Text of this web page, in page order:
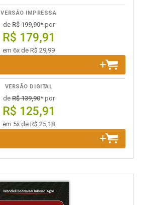
VERSÃO IMPRESSA
deR$ 199,90* por
R$ 179,91
em 6x de R$ 29,99
VERSÃO DIGITAL
deR$ 139,90* por
R$ 125,91
em 5x de R$ 25,18